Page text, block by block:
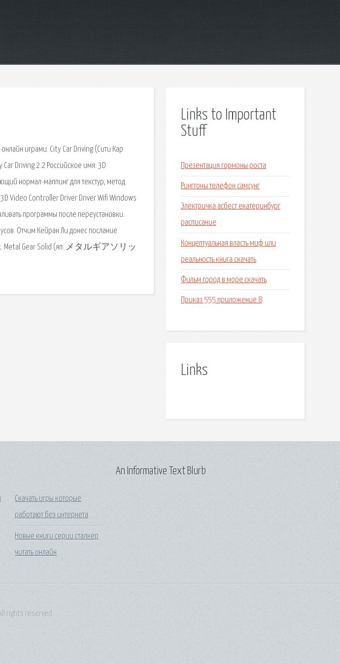
играми. City Car Driving (Сити Кар
Driving 2.2 Российское имя: 3D
нормал-маппинг для текстур, метод
Video Controller Driver Driver Wifi Windows
программы после переустановки.
Отчим Кейран Ли донес послание
Metal Gear Solid (яп. メタルギアソリッ
Links to Important
Stuff
Презентация гормоны роста
Рингтоны телефон самсунг
Электричка асбест екатеринбург
расписание
Концептуальная власть миф или
реальность книга скачать
Фильм город в море скачать
Приказ 555 приложение 8
Links
Скачать игры которые
работают без интернета
Новые книги серии сталкер
читать онлайн
An Informative Text Blurb
rights reserved.